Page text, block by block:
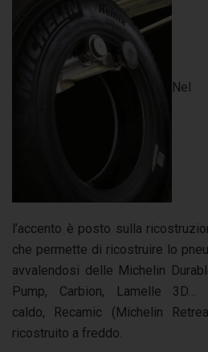
l’accento è posto sulla
che permette di ricostruire lo
avvalendosi delle Michelin
Pump, Carbion, Lamelle
caldo, Recamic (Michelin
ricostruito a freddo.